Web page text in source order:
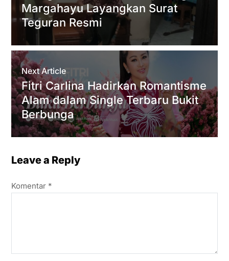
p
k
m
Margahayu Layangkan Surat
Teguran Resmi
Next Article
Fitri Carlina Hadirkan Romantisme
Alam dalam Single Terbaru Bukit
Berbunga
Leave a Reply
Komentar *